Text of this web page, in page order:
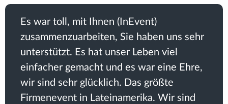
Es war toll, mit Ihnen (InEvent)
zusammenzuarbeiten, Sie haben uns sehr
unterstützt. Es hat unser Leben viel
einfacher gemacht und es war eine Ehre,
wir sind sehr glücklich. Das größte
Firmenevent in Lateinamerika. Wir sind